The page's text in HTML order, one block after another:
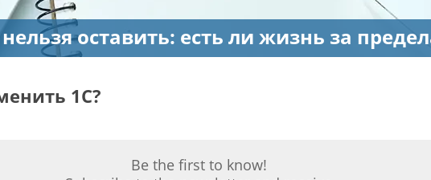
оставить: есть ли жизнь за
1С?
Be the first to know!